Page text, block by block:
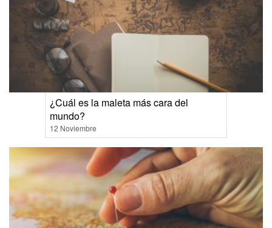
¿Cuál es la maleta más cara del
mundo?
12 Noviembre